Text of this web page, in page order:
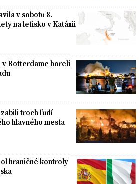
v sobotu 8.
na letisko v Katánii
Rotterdame horeli
troch ľudí
hlavného mesta
hraničné kontroly